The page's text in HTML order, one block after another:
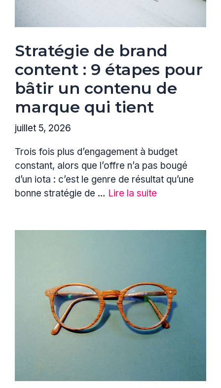
Stratégie de brand
content : 9 étapes pour
bâtir un contenu de
marque qui tient
juillet 5, 2026
Trois fois plus d’engagement à budget
constant, alors que l’offre n’a pas bougé
d’un iota : c’est le genre de résultat qu’une
bonne stratégie de … Lire la suite